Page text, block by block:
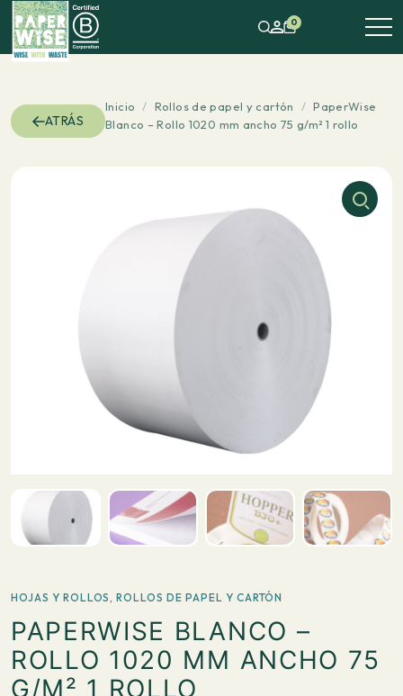
0
ATRÁS
Inicio / Rollos de papel y cartón / PaperWise
Blanco – Rollo 1020 mm ancho 75 g/m² 1 rollo
HOJAS Y ROLLOS,ROLLOS DE PAPEL Y CARTÓN
PAPERWISE BLANCO –
ROLLO 1020 MM ANCHO 75
G/M² 1 ROLLO